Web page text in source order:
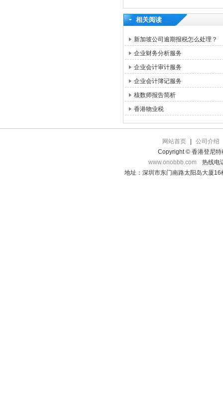
相关阅读
新加坡公司逾期报税怎么处理？
企业财务分析服务
企业会计审计服务
企业会计簿记服务
核数师报告简析
香港物业税
网站首页
公司介绍
Copyright © 香港登尼特
www.onobbb.com
热线电
地址：深圳市东门南路太阳岛大厦